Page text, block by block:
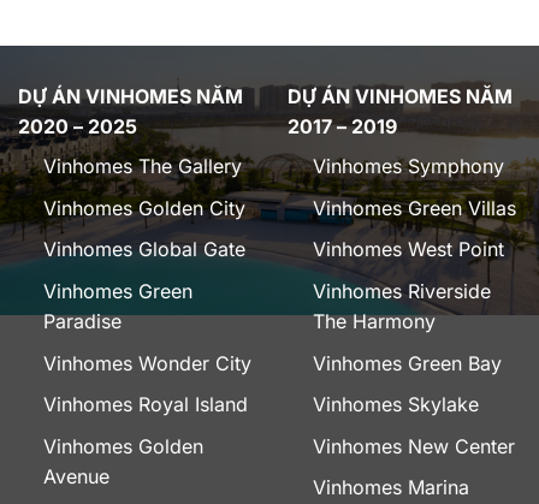
DỰ ÁN VINHOMES NĂM
2020 – 2025
Vinhomes The Gallery
Vinhomes Golden City
Vinhomes Global Gate
Vinhomes Green
Paradise
Vinhomes Wonder City
Vinhomes Royal Island
Vinhomes Golden
Avenue
DỰ ÁN VINHOMES NĂM
2017 – 2019
Vinhomes Symphony
Vinhomes Green Villas
Vinhomes West Point
Vinhomes Riverside
The Harmony
Vinhomes Green Bay
Vinhomes Skylake
Vinhomes New Center
Vinhomes Marina